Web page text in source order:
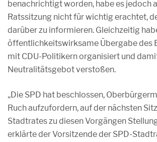
benachrichtigt worden, habe es jedoch
Ratssitzung nicht für wichtig erachtet,
darüber zu informieren. Gleichzeitig
öffentlichkeitswirksame Übergabe des
mit CDU-Politikern organisiert und
Neutralitätsgebot verstoßen.
„Die SPD hat beschlossen,
Ruch aufzufordern, auf der nächsten
Stadtrates zu diesen Vorgängen
erklärte der Vorsitzende der SPD-